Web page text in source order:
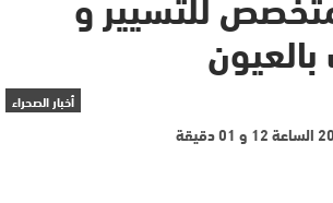
بالعيون
أخبار الصحراء